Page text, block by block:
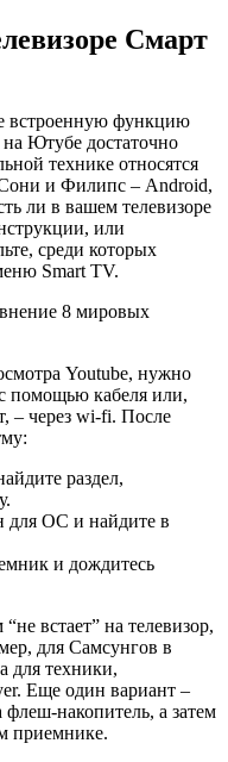
Смарт
встроенную функцию
Ютубе достаточно
технике относятся
и Филипс – Android,
ли в вашем телевизоре
или
среди которых
Smart TV.
8 мировых
Youtube, нужно
помощью кабеля или,
– через wi-fi. После
раздел,
для ОС и найдите в
и дождитесь
встает” на телевизор,
для Самсунгов в
для техники,
Еще один вариант –
накопитель, а затем
приемнике.